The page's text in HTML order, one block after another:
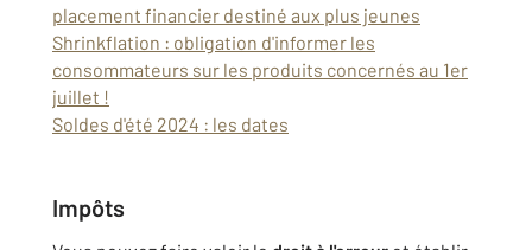
placement financier destiné aux plus jeunes
Shrinkflation : obligation d'informer les
consommateurs sur les produits concernés au 1er
juillet !
Soldes d'été 2024 : les dates
Impôts